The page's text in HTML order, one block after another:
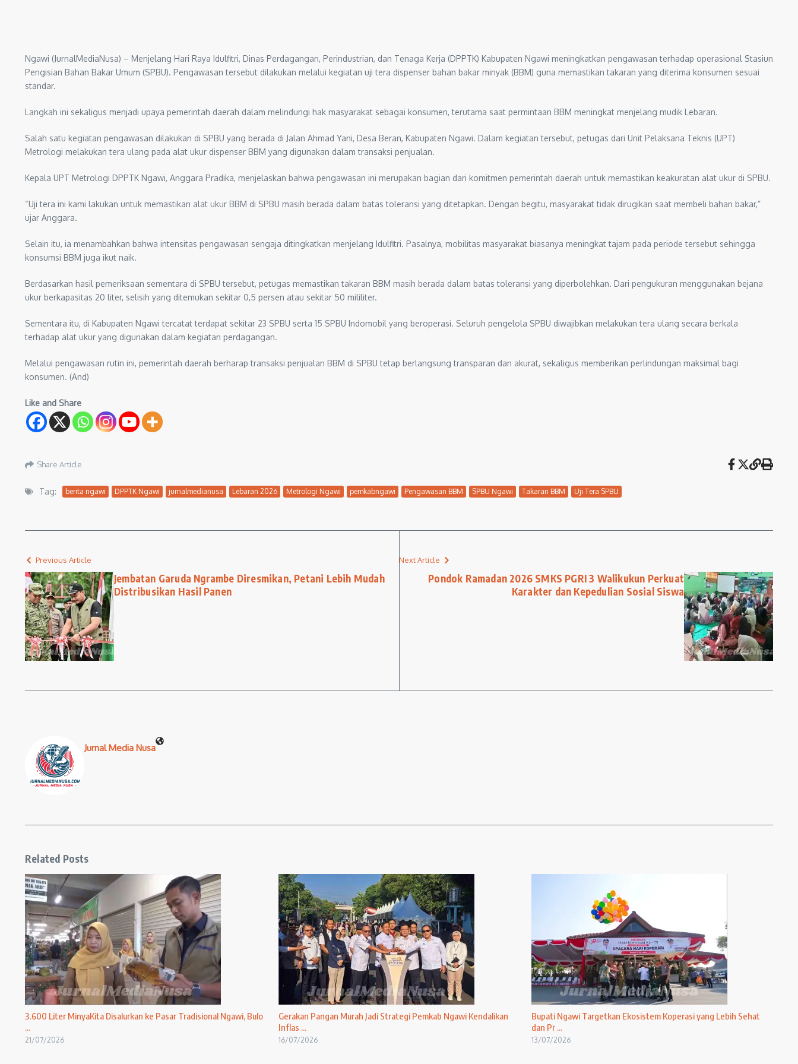
Ngawi (JurnalMediaNusa) – Menjelang Hari Raya Idulfitri, Dinas Perdagangan, Perindustrian, dan Tenaga Kerja (DPPTK) Kabupaten Ngawi meningkatkan pengawasan terhadap operasional Stasiun
Pengisian Bahan Bakar Umum (SPBU). Pengawasan tersebut dilakukan melalui kegiatan uji tera dispenser bahan bakar minyak (BBM) guna memastikan takaran yang diterima konsumen sesuai
standar.
Langkah ini sekaligus menjadi upaya pemerintah daerah dalam melindungi hak masyarakat sebagai konsumen, terutama saat permintaan BBM meningkat menjelang mudik Lebaran.
Salah satu kegiatan pengawasan dilakukan di SPBU yang berada di Jalan Ahmad Yani, Desa Beran, Kabupaten Ngawi. Dalam kegiatan tersebut, petugas dari Unit Pelaksana Teknis (UPT)
Metrologi melakukan tera ulang pada alat ukur dispenser BBM yang digunakan dalam transaksi penjualan.
Kepala UPT Metrologi DPPTK Ngawi, Anggara Pradika, menjelaskan bahwa pengawasan ini merupakan bagian dari komitmen pemerintah daerah untuk memastikan keakuratan alat ukur di SPBU.
“Uji tera ini kami lakukan untuk memastikan alat ukur BBM di SPBU masih berada dalam batas toleransi yang ditetapkan. Dengan begitu, masyarakat tidak dirugikan saat membeli bahan bakar,”
ujar Anggara.
Selain itu, ia menambahkan bahwa intensitas pengawasan sengaja ditingkatkan menjelang Idulfitri. Pasalnya, mobilitas masyarakat biasanya meningkat tajam pada periode tersebut sehingga
konsumsi BBM juga ikut naik.
Berdasarkan hasil pemeriksaan sementara di SPBU tersebut, petugas memastikan takaran BBM masih berada dalam batas toleransi yang diperbolehkan. Dari pengukuran menggunakan bejana
ukur berkapasitas 20 liter, selisih yang ditemukan sekitar 0,5 persen atau sekitar 50 mililiter.
Sementara itu, di Kabupaten Ngawi tercatat terdapat sekitar 23 SPBU serta 15 SPBU Indomobil yang beroperasi. Seluruh pengelola SPBU diwajibkan melakukan tera ulang secara berkala
terhadap alat ukur yang digunakan dalam kegiatan perdagangan.
Melalui pengawasan rutin ini, pemerintah daerah berharap transaksi penjualan BBM di SPBU tetap berlangsung transparan dan akurat, sekaligus memberikan perlindungan maksimal bagi
konsumen. (And)
Like and Share
Share Article
Tag: berita ngawi DPPTK Ngawi jurnalmedianusa Lebaran 2026 Metrologi Ngawi pemkabngawi Pengawasan BBM SPBU Ngawi Takaran BBM Uji Tera SPBU
Previous Article
Jembatan Garuda Ngrambe Diresmikan, Petani Lebih Mudah
Distribusikan Hasil Panen
Next Article
Pondok Ramadan 2026 SMKS PGRI 3 Walikukun Perkuat
Karakter dan Kepedulian Sosial Siswa
Jurnal Media Nusa
Related Posts
3.600 Liter MinyaKita Disalurkan ke Pasar Tradisional Ngawi, Bulo
...
21/07/2026
Gerakan Pangan Murah Jadi Strategi Pemkab Ngawi Kendalikan
Inflas ...
16/07/2026
Bupati Ngawi Targetkan Ekosistem Koperasi yang Lebih Sehat
dan Pr ...
13/07/2026